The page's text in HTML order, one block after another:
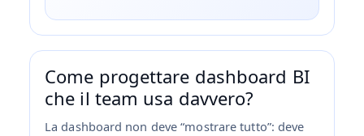
Come progettare dashboard BI
che il team usa davvero?
La dashboard non deve “mostrare tutto”: deve